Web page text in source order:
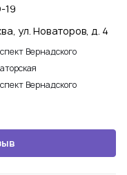
19
ул. Новаторов, д. 4
Вернадского
Вернадского